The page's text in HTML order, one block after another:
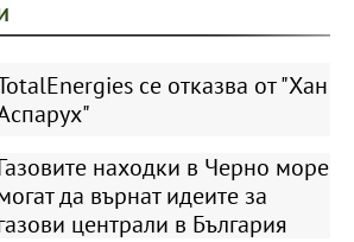
се отказва от "Хан
находки в Черно море
да върнат идеите за
централи в България